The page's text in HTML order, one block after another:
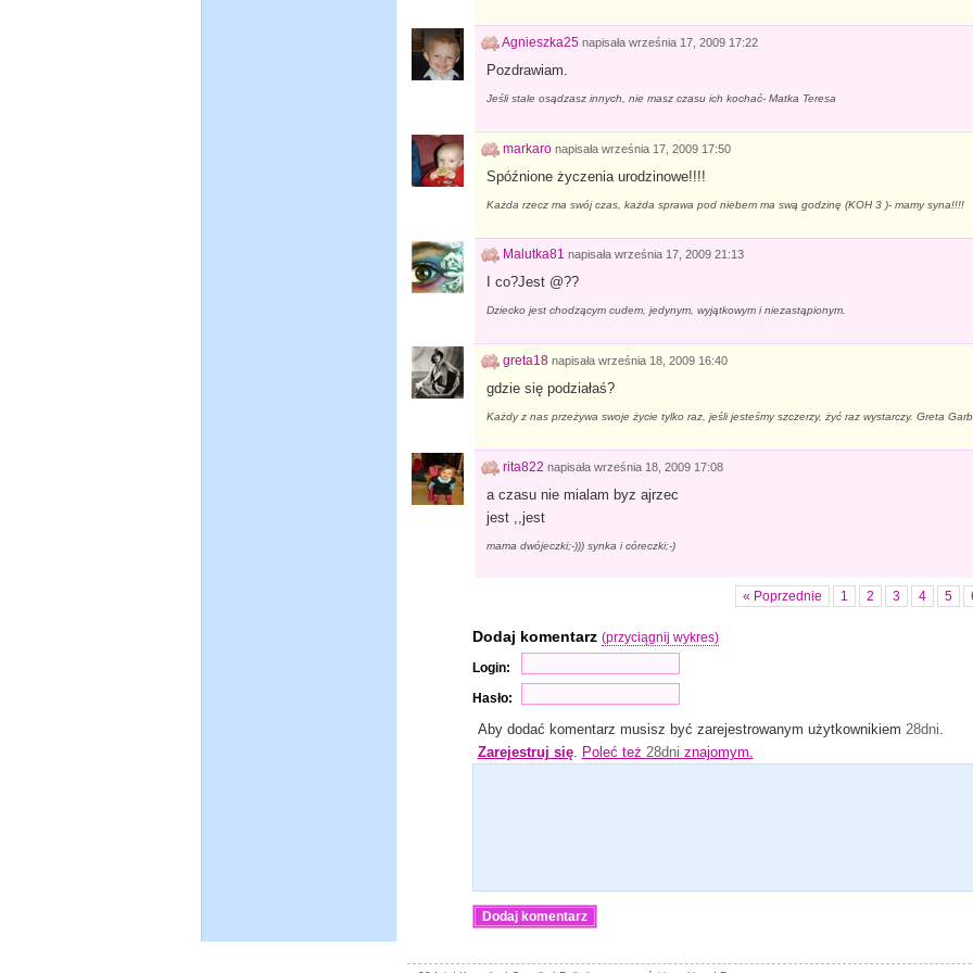
Agnieszka25 napisała września 17, 2009 17:22
Pozdrawiam.
Jeśli stale osądzasz innych, nie masz czasu ich kochać- Matka Teresa
markaro napisała września 17, 2009 17:50
Spóźnione życzenia urodzinowe!!!!
Każda rzecz ma swój czas, każda sprawa pod niebem ma swą godzinę (KOH 3 )- mamy syna!!!!
Malutka81 napisała września 17, 2009 21:13
I co?Jest @??
Dziecko jest chodzącym cudem, jedynym, wyjątkowym i niezastąpionym.
greta18 napisała września 18, 2009 16:40
gdzie się podziałaś?
Każdy z nas przeżywa swoje życie tylko raz, jeśli jesteśmy szczerzy, żyć raz wystarczy. Greta
rita822 napisała września 18, 2009 17:08
a czasu nie mialam byz ajrzec
jest ,,jest
mama dwójeczki;-))) synka i córeczki;-)
« Poprzednie 1 2 3 4 5
Dodaj komentarz (przyciągnij wykres)
Login:
Hasło:
Aby dodać komentarz musisz być zarejestrowanym użytkownikiem 28dni
Zarejestruj się. Poleć też 28dni znajomym.